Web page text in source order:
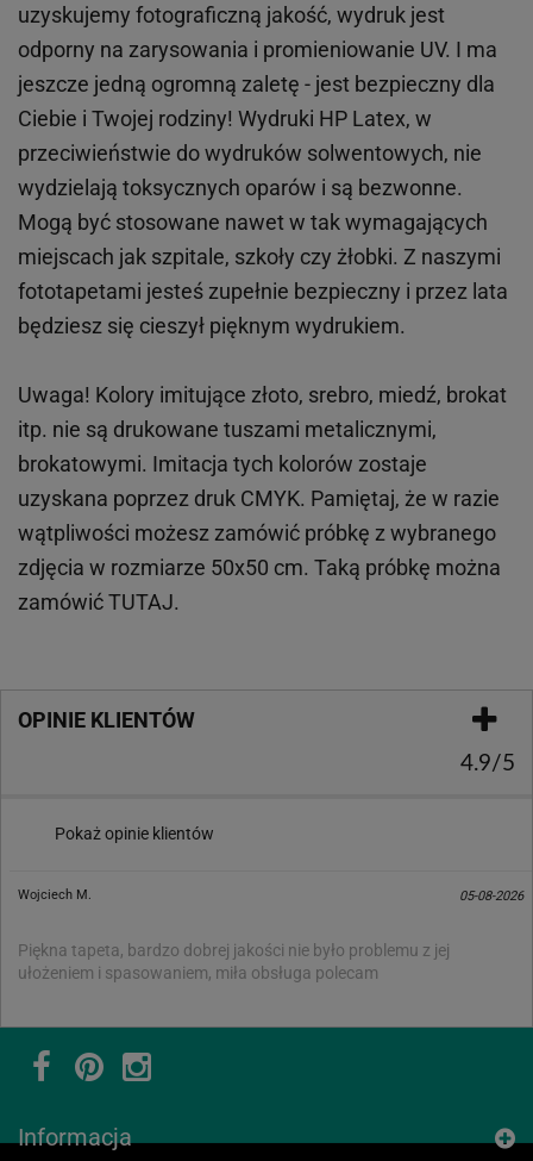
uzyskujemy fotograficzną jakość, wydruk jest
odporny na zarysowania i promieniowanie UV. I ma
jeszcze jedną ogromną zaletę - jest bezpieczny dla
Ciebie i Twojej rodziny! Wydruki HP Latex, w
przeciwieństwie do wydruków solwentowych, nie
wydzielają toksycznych oparów i są bezwonne.
Mogą być stosowane nawet w tak wymagających
miejscach jak szpitale, szkoły czy żłobki. Z naszymi
fototapetami jesteś zupełnie bezpieczny i przez lata
będziesz się cieszył pięknym wydrukiem.
Uwaga! Kolory imitujące złoto, srebro, miedź, brokat
itp. nie są drukowane tuszami metalicznymi,
brokatowymi. Imitacja tych kolorów zostaje
uzyskana poprzez druk CMYK. Pamiętaj, że w razie
wątpliwości możesz zamówić próbkę z wybranego
zdjęcia w rozmiarze 50x50 cm. Taką próbkę można
zamówićTUTAJ.
OPINIE KLIENTÓW
4.9/5
Pokaż opinie klientów
Wojciech M. 05-08-2026
Piękna tapeta, bardzo dobrej jakości nie było problemu z jej
ułożeniem i spasowaniem, miła obsługa polecam
Informacja